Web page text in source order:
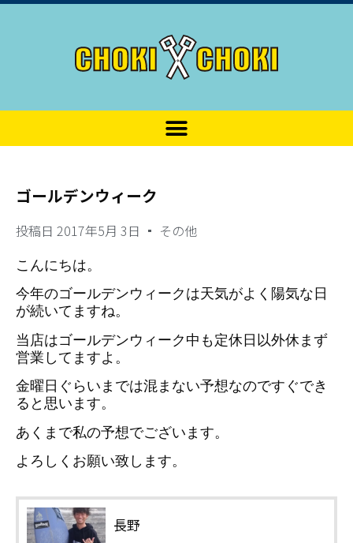
ゴールデンウィーク
投稿日 2017年5月 3日 その他
こんにちは。
今年のゴールデンウィークは天気がよく陽気な日
が続いてますね。
当店はゴールデンウィーク中も定休日以外休まず
営業してますよ。
金曜日ぐらいまでは混まない予想なのですぐでき
ると思います。
あくまで私の予想でございます。
よろしくお願い致します。
長野